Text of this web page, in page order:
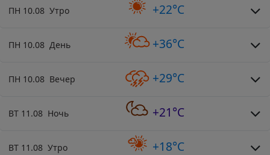
ПН 10.08 Утро +22°C
ПН 10.08 День +36°C
ПН 10.08 Вечер +29°C
ВТ 11.08 Ночь +21°C
ВТ 11.08 Утро +18°C